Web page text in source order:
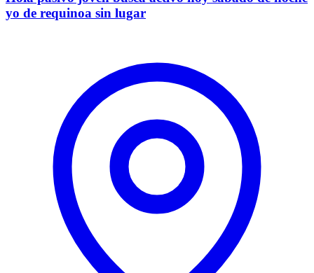
yo de requinoa sin lugar